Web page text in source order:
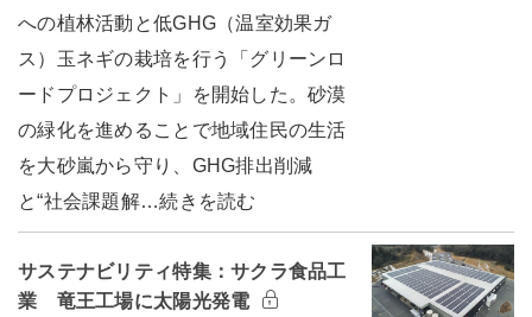
への植林活動と低GHG（温室効果ガ
ス）玉ネギの栽培を行う「グリーンロ
ードプロジェクト」を開始した。砂漠
の緑化を進めることで地域住民の生活
を大砂嵐から守り、GHG排出削減
と“社会課題解…続きを読む
サステナビリティ特集：サクラ食品工
業 竜王工場に太陽光発電